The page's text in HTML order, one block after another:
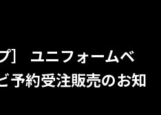
］ ユニフォームベ
予約受注販売のお知